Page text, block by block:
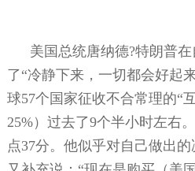
美国总统唐纳德?特朗普
了“冷静下来，一切都会好起
球57个国家征收不合常理的“
25%）过去了9个半小时左右。
点37分。他似乎对自己做出的